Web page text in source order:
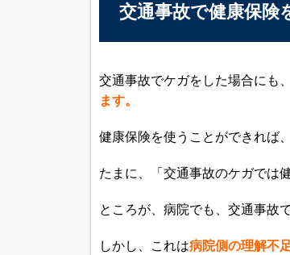
交通事故で健康保険
交通事故でケガをした場合にも、
ます。
健康保険を使うことができれば
たまに、「交通事故のケガでは
ところが、病院でも、交通事故
しかし、これは病院側の理解不